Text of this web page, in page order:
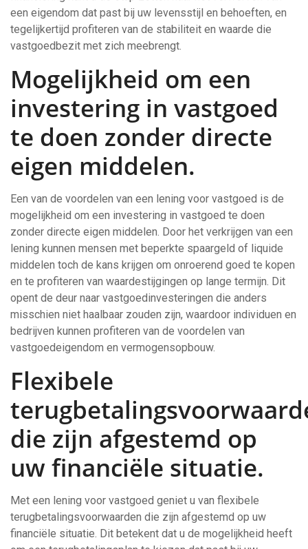
een eigendom dat past bij uw levensstijl en behoeften, en
tegelijkertijd profiteren van de stabiliteit en waarde die
vastgoedbezit met zich meebrengt.
Mogelijkheid om een
investering in vastgoed
te doen zonder directe
eigen middelen.
Een van de voordelen van een lening voor vastgoed is de
mogelijkheid om een investering in vastgoed te doen
zonder directe eigen middelen. Door het verkrijgen van een
lening kunnen mensen met beperkte spaargeld of liquide
middelen toch de kans krijgen om onroerend goed te kopen
en te profiteren van waardestijgingen op lange termijn. Dit
opent de deur naar vastgoedinvesteringen die anders
misschien niet haalbaar zouden zijn, waardoor individuen en
bedrijven kunnen profiteren van de voordelen van
vastgoedeigendom en vermogensopbouw.
Flexibele
die zijn afgestemd op
uw financiële situatie.
Met een lening voor vastgoed geniet u van flexibele
terugbetalingsvoorwaarden die zijn afgestemd op uw
financiële situatie. Dit betekent dat u de mogelijkheid heeft